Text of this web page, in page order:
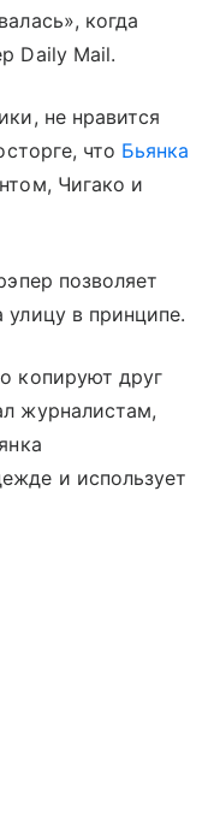
когда
Daily Mail.
не нравится
что Бьянка
Чигако и
позволяет
в принципе.
копируют друг
журналистам,
и использует